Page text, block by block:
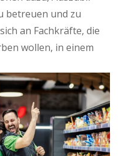
betreu­en und zu
an Fach­kräf­te, die
wol­len, in einem